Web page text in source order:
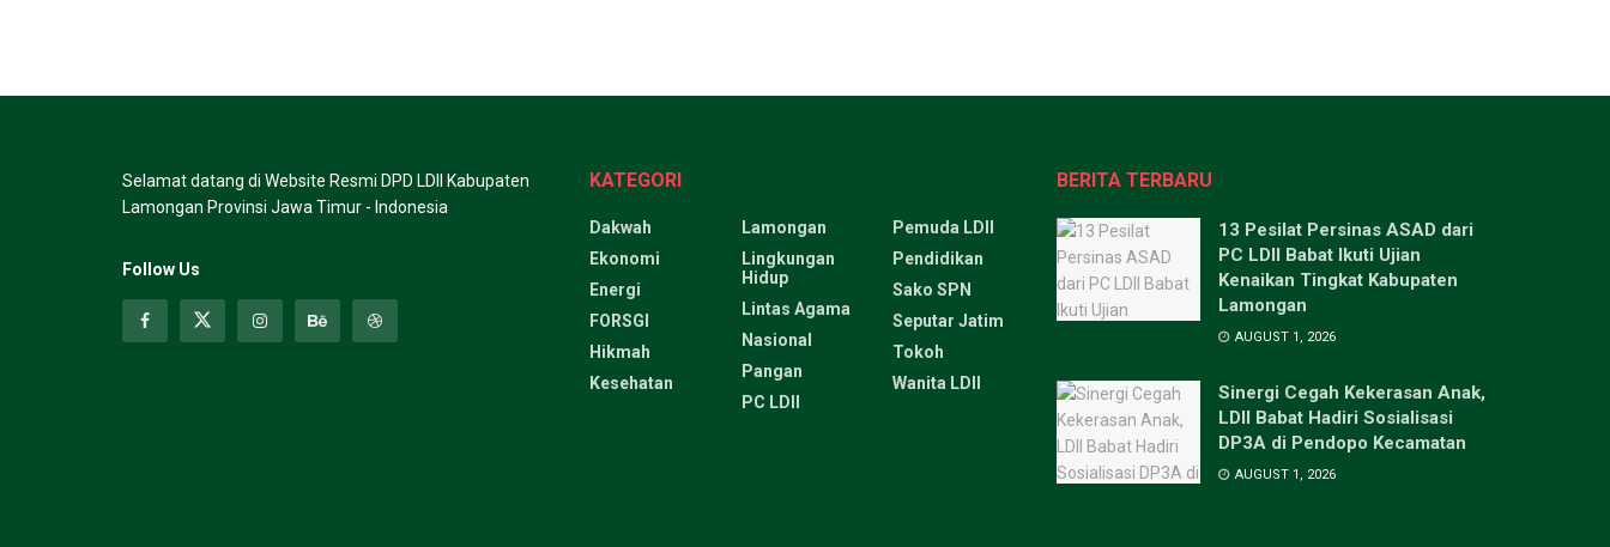
Selamat datang di Website Resmi DPD LDII Kabupaten
Lamongan Provinsi Jawa Timur - Indonesia
Follow Us
KATEGORI
Dakwah
Ekonomi
Energi
FORSGI
Hikmah
Kesehatan
Lamongan
Lingkungan
Hidup
Lintas Agama
Nasional
Pangan
PC LDII
Pemuda LDII
Pendidikan
Sako SPN
Seputar Jatim
Tokoh
Wanita LDII
BERITA TERBARU
13 Pesilat Persinas ASAD dari
PC LDII Babat Ikuti Ujian
Kenaikan Tingkat Kabupaten
Lamongan
AUGUST 1, 2026
Sinergi Cegah Kekerasan Anak,
LDII Babat Hadiri Sosialisasi
DP3A di Pendopo Kecamatan
AUGUST 1, 2026